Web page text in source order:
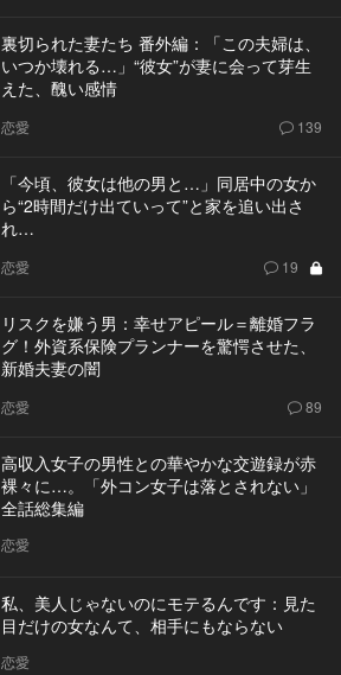
裏切られた妻たち 番外編：「この夫婦は、
いつか壊れる…」“彼女”が妻に会って芽生
えた、醜い感情
恋愛 139
「今頃、彼女は他の男と…」同居中の女か
ら“2時間だけ出ていって”と家を追い出さ
れ…
恋愛 19
リスクを嫌う男：幸せアピール＝離婚フラ
グ！外資系保険プランナーを驚愕させた、
新婚夫妻の闇
恋愛 89
高収入女子の男性との華やかな交遊録が赤
裸々に…。「外コン女子は落とされない」
全話総集編
恋愛
私、美人じゃないのにモテるんです：見た
目だけの女なんて、相手にもならない
恋愛